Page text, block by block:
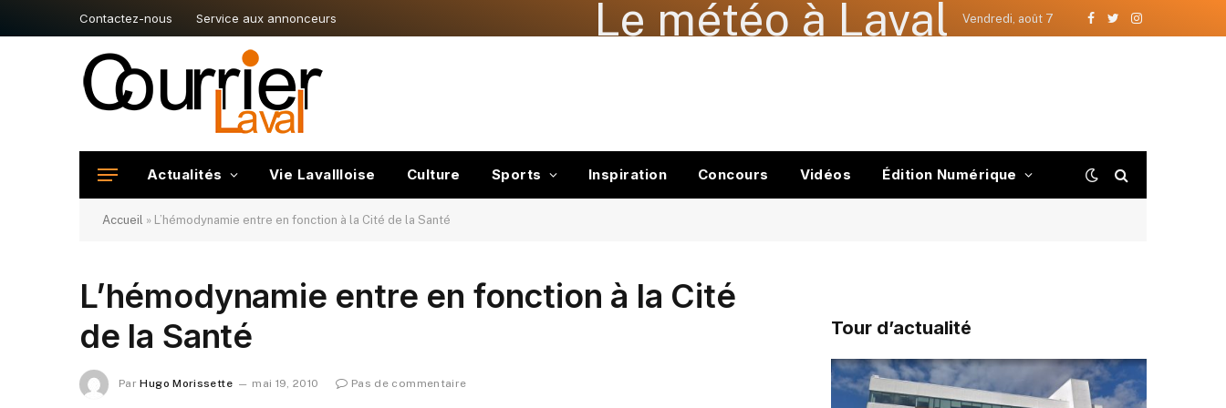
Contactez-nous Service aux annonceurs Le météo à Laval Vendredi, août 7
Facebook
TwitterInstagram
Actualités Vie Lavallloise Culture Sports Inspiration Concours Vidéos Édition Numérique
Accueil » L’hémodynamie entre en fonction à la Cité de la Santé
L’hémodynamie entre en fonction à la Cité
de la Santé
Par Hugo Morissette mai 19, 2010 Pas de commentaire
Tour d’actualité